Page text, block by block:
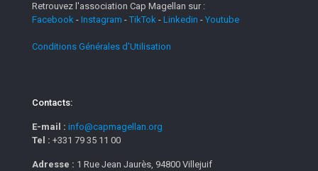
Retrouvez l'association Cap Magellan sur :
Facebook - Instagram -TikTok - Linkedin - Youtube
Conditions Générales d'Utilisation
Contacts:
E-mail : info@capmagellan.org
Tel : +331 79 35 11 00
Adresse : 1 Rue Jean Jaurès, 94800 Villejuif